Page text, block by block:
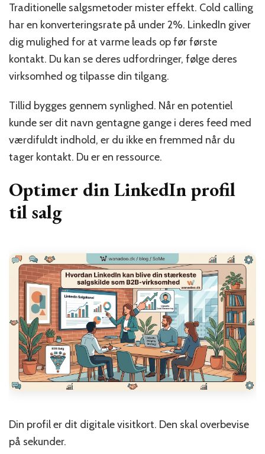
Traditionelle salgsmetoder mister effekt. Cold calling
har en konverteringsrate på under 2%. LinkedIn giver
dig mulighed for at varme leads op før første
kontakt. Du kan se deres udfordringer, følge deres
virksomhed og tilpasse din tilgang.
Tillid bygges gennem synlighed. Når en potentiel
kunde ser dit navn gentagne gange i deres feed med
værdifuldt indhold, er du ikke en fremmed når du
tager kontakt. Du er en ressource.
Optimer din LinkedIn profil
til salg
Din profil er dit digitale visitkort. Den skal overbevise
på sekunder.